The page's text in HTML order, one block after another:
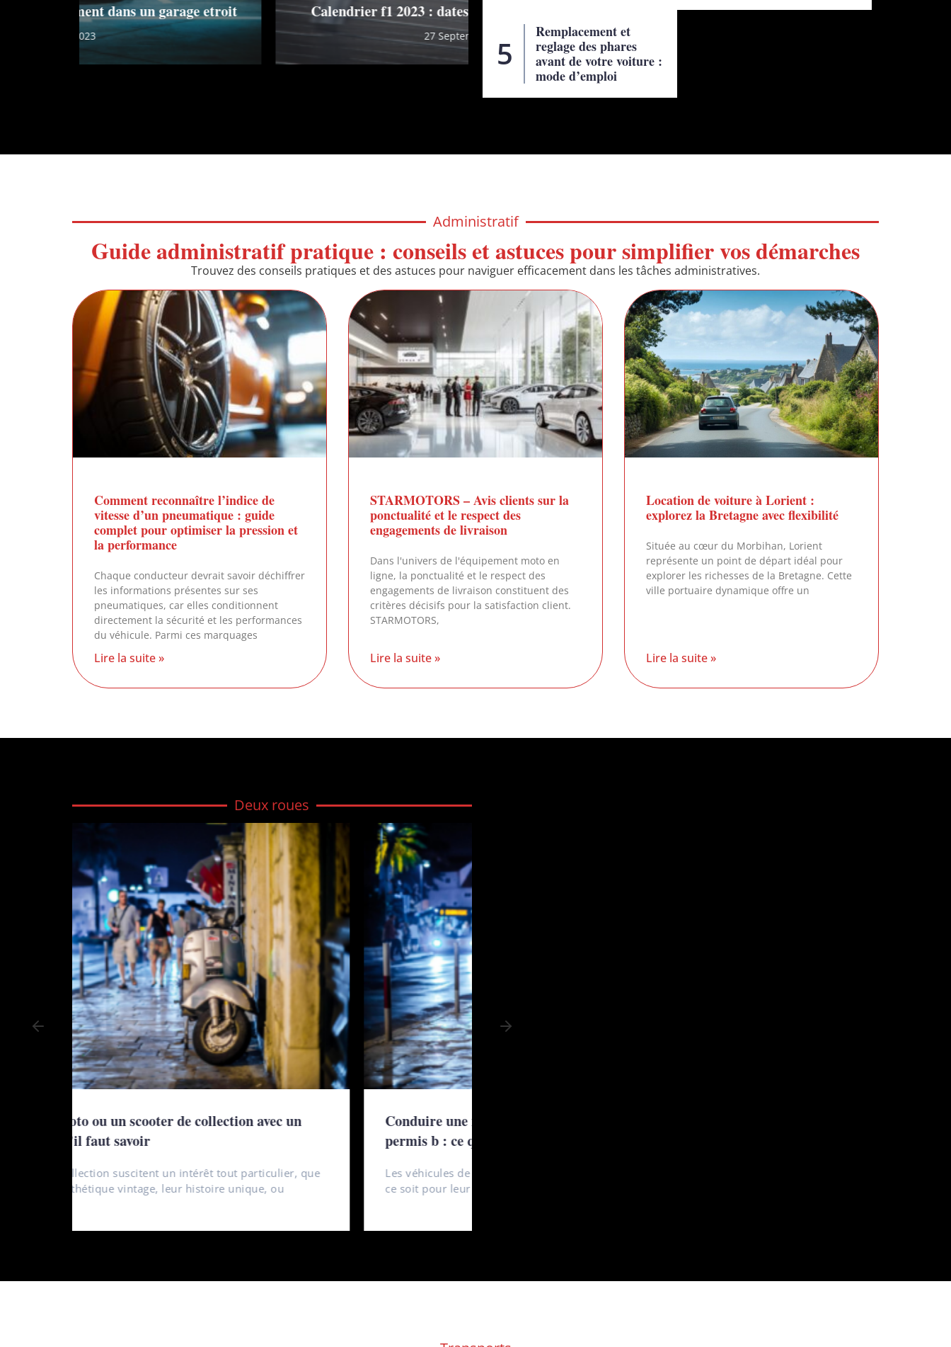
Calendrier f1 2023 : dates et horaires des grand prix
27 Septembre 2022
7 astuces pour se garer facilement dans un garage etroit
Remplacement et
reglage des phares
avant de votre voiture :
mode d’emploi
Administratif
Guide administratif pratique : conseils et astuces pour simplifier vos démarches
Trouvez des conseils pratiques et des astuces pour naviguer efficacement dans les tâches administratives.
Comment reconnaître l’indice de
vitesse d’un pneumatique : guide
complet pour optimiser la pression et
la performance
Chaque conducteur devrait savoir déchiffrer
les informations présentes sur ses
pneumatiques, car elles conditionnent
directement la sécurité et les performances
du véhicule. Parmi ces marquages
Lire la suite »
STARMOTORS – Avis clients sur la
ponctualité et le respect des
engagements de livraison
Dans l'univers de l'équipement moto en
ligne, la ponctualité et le respect des
engagements de livraison constituent des
critères décisifs pour la satisfaction client.
STARMOTORS,
Lire la suite »
Location de voiture à Lorient :
explorez la Bretagne avec flexibilité
Située au cœur du Morbihan, Lorient
représente un point de départ idéal pour
explorer les richesses de la Bretagne. Cette
ville portuaire dynamique offre un
Lire la suite »
Deux roues
Conduire une moto ou un scooter de collection avec un
permis b : ce qu’il faut savoir
Les véhicules de collection suscitent un intérêt tout particulier, que
ce soit pour leur esthétique vintage, leur histoire unique, ou